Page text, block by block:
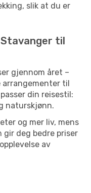
slik at du er
til
gjennom året –
til
din reisestil:
naturskjønn.
og mer liv, mens
gir deg bedre priser
av